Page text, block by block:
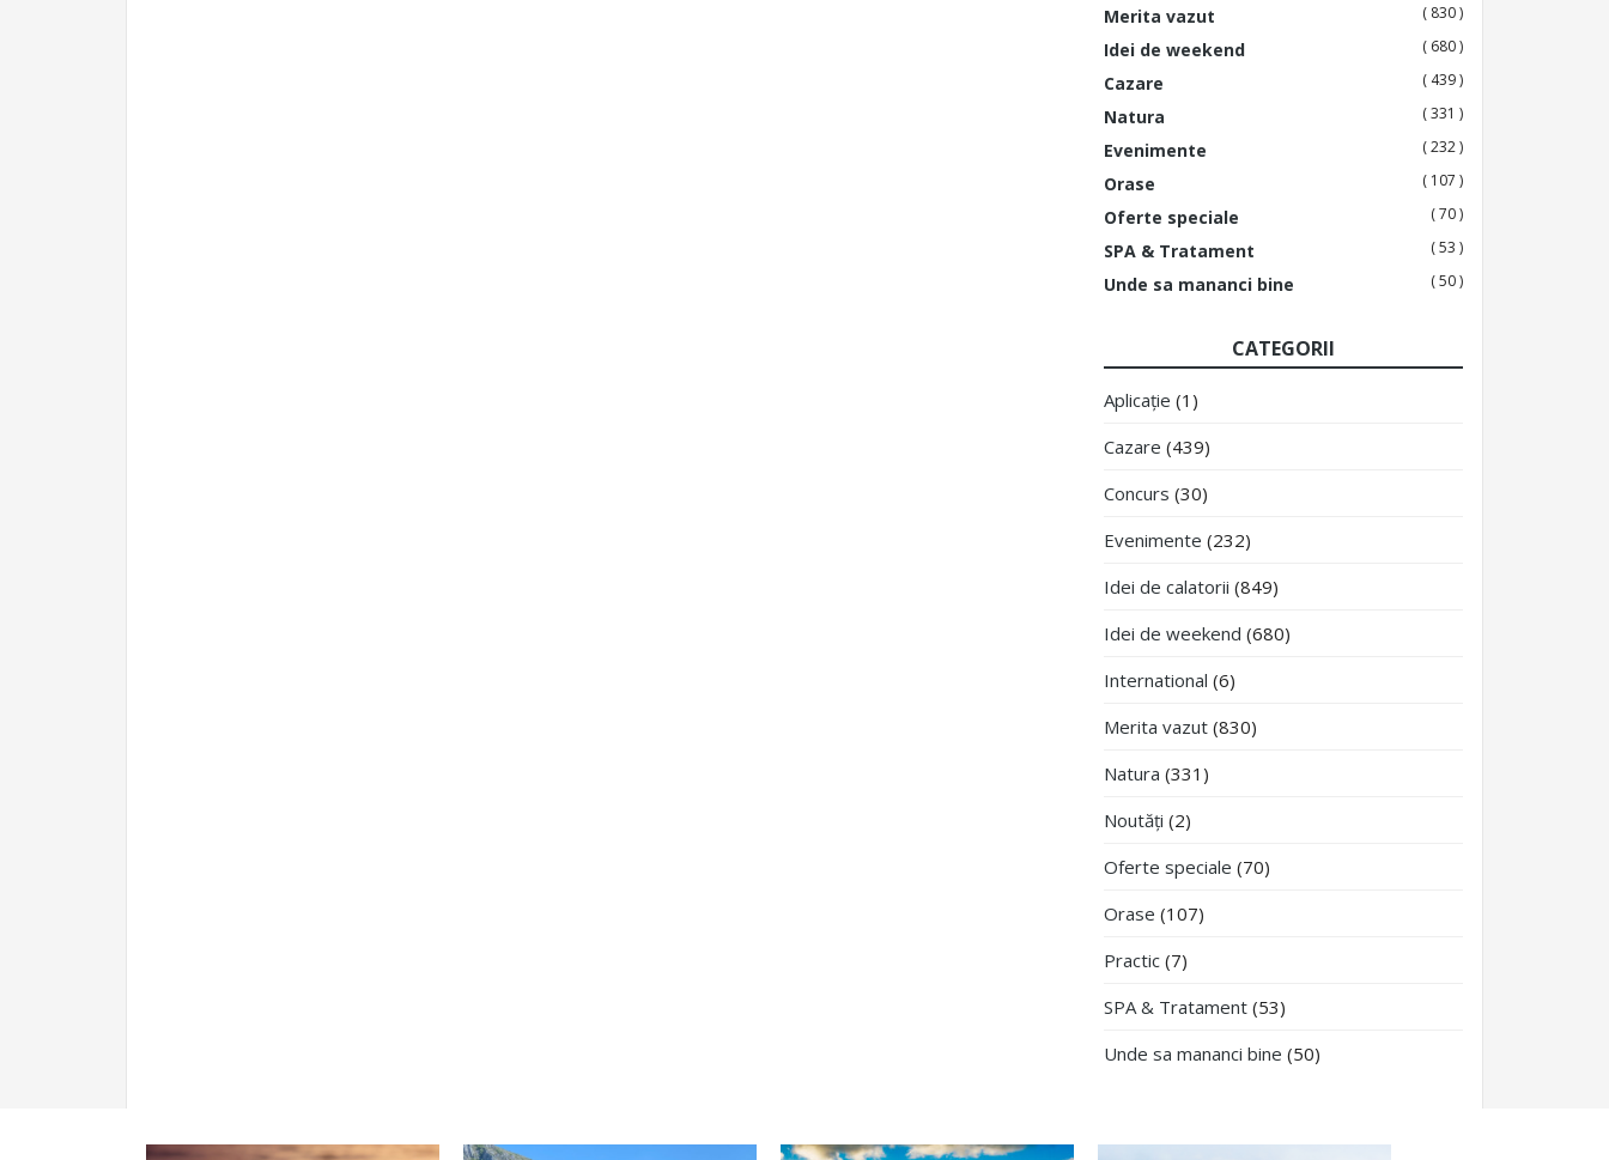
Merita vazut ( 830 )
Idei de weekend ( 680 )
Cazare ( 439 )
Natura ( 331 )
Evenimente ( 232 )
Orase ( 107 )
Oferte speciale ( 70 )
SPA & Tratament ( 53 )
Unde sa mananci bine ( 50 )
CATEGORII
Aplicație (1)
Cazare (439)
Concurs (30)
Evenimente (232)
Idei de calatorii (849)
Idei de weekend (680)
International (6)
Merita vazut (830)
Natura (331)
Noutăți (2)
Oferte speciale (70)
Orase (107)
Practic (7)
SPA & Tratament (53)
Unde sa mananci bine (50)